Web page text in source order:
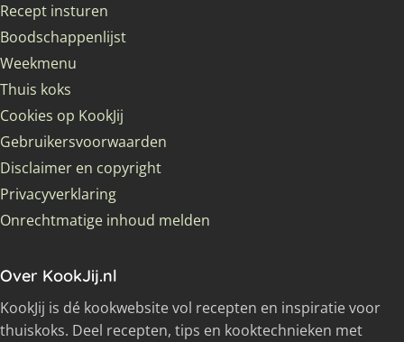
Recept insturen
Boodschappenlijst
Weekmenu
Thuis koks
Cookies op KookJij
Gebruikersvoorwaarden
Disclaimer en copyright
Privacyverklaring
Onrechtmatige inhoud melden
Over KookJij.nl
KookJij is dé kookwebsite vol recepten en inspiratie voor
thuiskoks. Deel recepten, tips en kooktechnieken met